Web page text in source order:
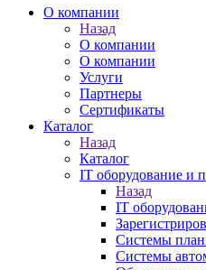
О компании
Назад
О компании
О компании
Услуги
Партнеры
Сертификаты
Каталог
Назад
Каталог
IT оборудование и
Назад
IT
Системы
Системы